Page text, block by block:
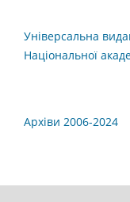
Універсальна
Національної
Архіви 2006-2024